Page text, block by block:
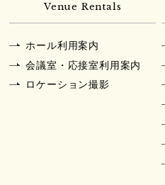
Venue Rentals
ホール利用案内
会議室・応接室利用案内
ロケーション撮影